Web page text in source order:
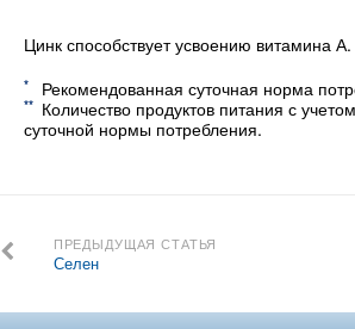
Цинк способствует усвоению витамина А.
* Рекомендованная суточная норма
** Количество продуктов питания с
суточной нормы потребления.
ПРЕДЫДУЩАЯ СТАТЬЯ
Селен